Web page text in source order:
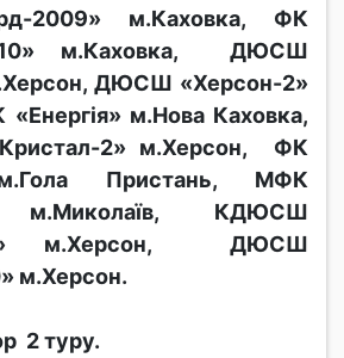
2009» м.Каховка, ФК
м.Каховка, ДЮСШ
ДЮСШ «Херсон-2»
м.Нова Каховка,
2» м.Херсон, ФК
Пристань, МФК
м.Миколаїв, КДЮСШ
м.Херсон, ДЮСШ
м.Херсон.
2 туру.